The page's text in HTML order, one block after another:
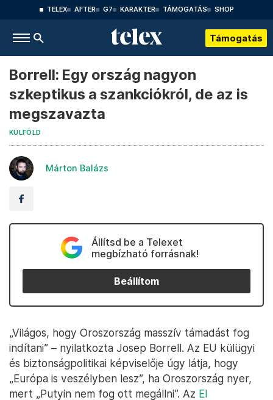
TELEX AFTER G7 KARAKTER TÁMOGATÁS SHOP
Támogatás
Borrell: Egy ország nagyon
szkeptikus a szankciókról, de az is
megszavazta
KÜLFÖLD
Márton Balázs
Állítsd be a Telexet
megbízható forrásnak!
Beállítom
„Világos, hogy Oroszország masszív támadást fog
indítani” – nyilatkozta Josep Borrell. Az EU külügyi
és biztonságpolitikai képviselője úgy látja, hogy
„Európa is veszélyben lesz”, ha Oroszország nyer,
mert „Putyin nem fog ott megállni”. Az El